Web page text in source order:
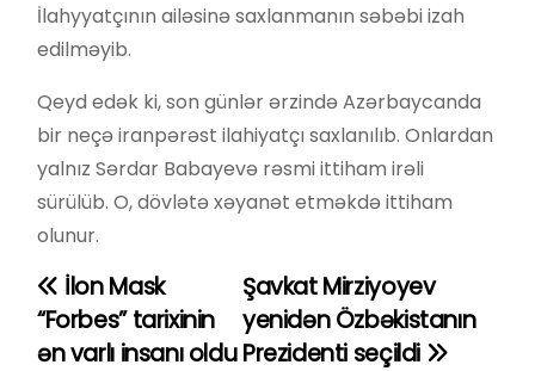
İlahyyatçının ailəsinə saxlanmanın səbəbi izah
edilməyib.
Qeyd edək ki, son günlər ərzində Azərbaycanda
bir neçə iranpərəst ilahiyatçı saxlanılıb. Onlardan
yalnız Sərdar Babayevə rəsmi ittiham irəli
sürülüb. O, dövlətə xəyanət etməkdə ittiham
olunur.
Y
a
Şavkat Mirziyoyev
yenidən Özbəkistanın
Prezidenti seçildi
İlon Mask
“Forbes” tarixinin
ən varlı insanı oldu